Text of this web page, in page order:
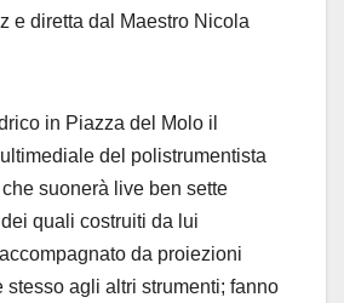
e diretta dal Maestro Nicola
in Piazza del Molo il
del polistrumentista
suonerà live ben sette
quali costruiti da lui
da proiezioni
stesso agli altri strumenti; fanno